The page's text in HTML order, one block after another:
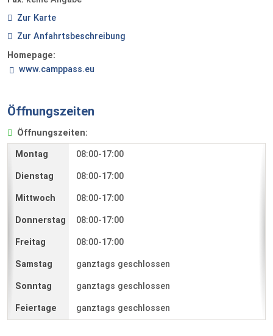
Zur Karte
Zur Anfahrtsbeschreibung
Homepage:
www.camppass.eu
Öffnungszeiten
Öffnungszeiten:
08:00-17:00
08:00-17:00
08:00-17:00
08:00-17:00
08:00-17:00
ganztags geschlossen
ganztags geschlossen
ganztags geschlossen